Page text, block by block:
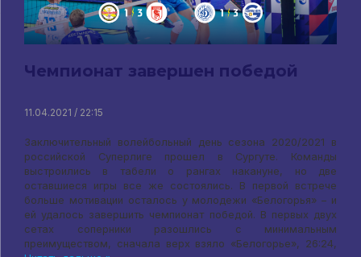
Чемпионат завершен победой
11.04.2021 / 22:15
Заключительный волейбольный день сезона 2020/2021 в
российской Суперлиге прошел в Сургуте. Команды
выстроились в табели о рангах накануне, но две
оставшиеся игры все же состоялись. В первой встрече
больше мотивации осталось у молодежи «Белогорья» – и
ей удалось завершить чемпионат победой. В первых двух
сетах соперники разошлись с минимальным
преимуществом, сначала верх взяло «Белогорье», 26:24,